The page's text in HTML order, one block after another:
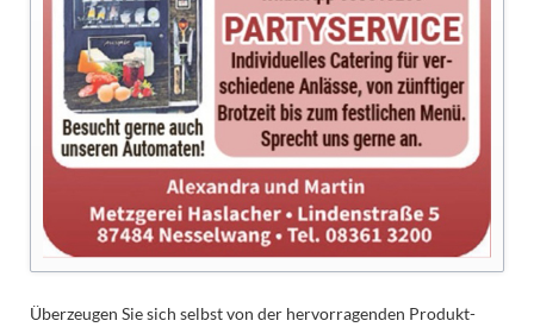
Überzeugen Sie sich selbst von der hervorragenden Produkt-